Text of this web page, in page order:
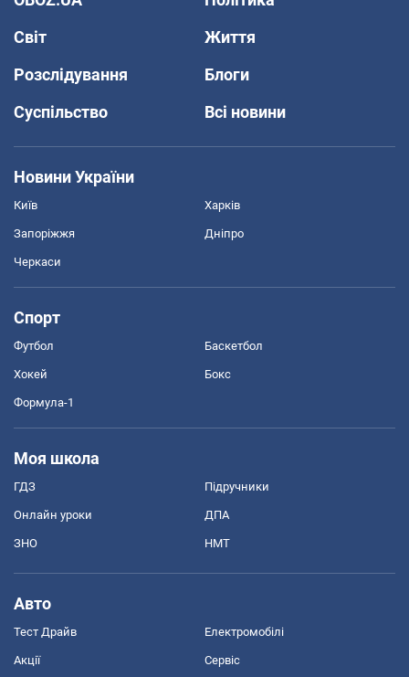
Світ
Життя
Розслідування
Блоги
Суспільство
Всі новини
Новини України
Київ Харків
Запоріжжя Дніпро
Черкаси
Спорт
Футбол Баскетбол
Хокей Бокс
Формула-1
Моя школа
ГДЗ Підручники
Онлайн уроки ДПА
ЗНО НМТ
Авто
Тест Драйв Електромобілі
Акції Сервіс